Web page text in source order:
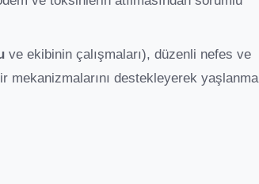
ve ekibinin çalışmaları), düzenli nefes ve
mekanizmalarını destekleyerek yaşlanma